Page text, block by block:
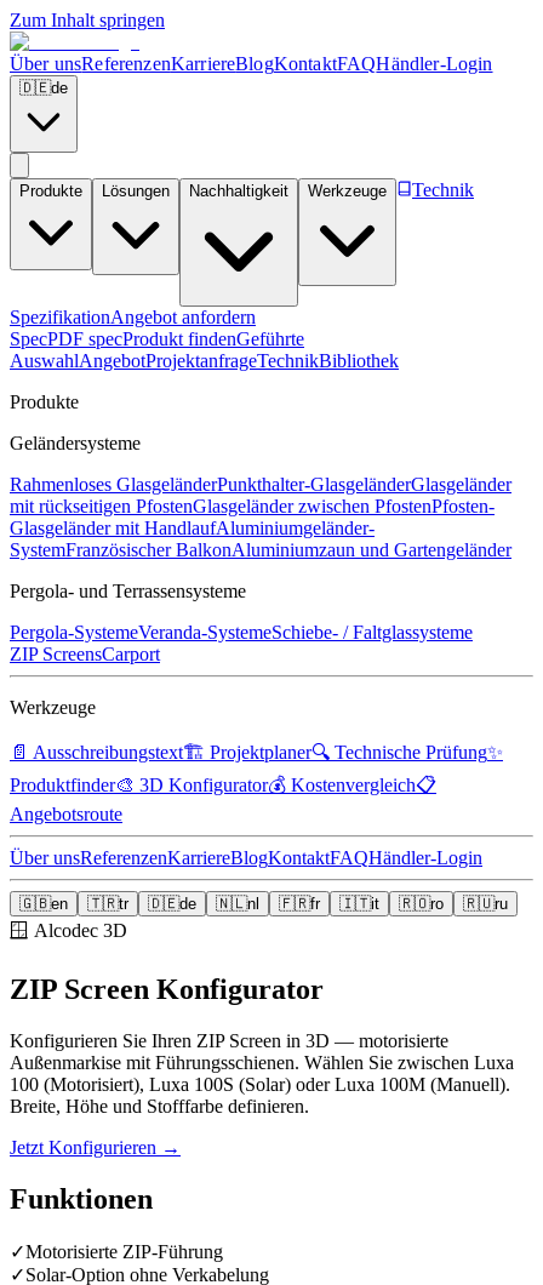
Zum Inhalt springen
Über unsReferenzenKarriereBlogKontaktFAQHändler-Login
🇩🇪de
Produkte Lösungen Nachhaltigkeit Werkzeuge Technik
SpezifikationAngebot anfordern
SpecPDF specProdukt findenGeführte
AuswahlAngebotProjektanfrageTechnikBibliothek
Produkte
Geländersysteme
Rahmenloses GlasgeländerPunkthalter-GlasgeländerGlasgeländer
mit rückseitigen PfostenGlasgeländer zwischen PfostenPfosten-
Glasgeländer mit HandlaufAluminiumgeländer-
SystemFranzösischer BalkonAluminiumzaun und Gartengeländer
Pergola- und Terrassensysteme
Pergola-SystemeVeranda-SystemeSchiebe- / Faltglassysteme
ZIP ScreensCarport
Werkzeuge
📄 Ausschreibungstext🏗️ Projektplaner🔍 Technische Prüfung✨
Produktfinder🎨 3D Konfigurator💰 Kostenvergleich📋
Angebotsroute
Über unsReferenzenKarriereBlogKontaktFAQHändler-Login
🇬🇧en 🇹🇷tr 🇩🇪de 🇳🇱nl 🇫🇷fr 🇮🇹it 🇷🇴ro 🇷🇺ru
🪟 Alcodec 3D
ZIP Screen Konfigurator
Konfigurieren Sie Ihren ZIP Screen in 3D — motorisierte
Außenmarkise mit Führungsschienen. Wählen Sie zwischen Luxa
100 (Motorisiert), Luxa 100S (Solar) oder Luxa 100M (Manuell).
Breite, Höhe und Stofffarbe definieren.
Jetzt Konfigurieren →
Funktionen
✓Motorisierte ZIP-Führung
✓Solar-Option ohne Verkabelung